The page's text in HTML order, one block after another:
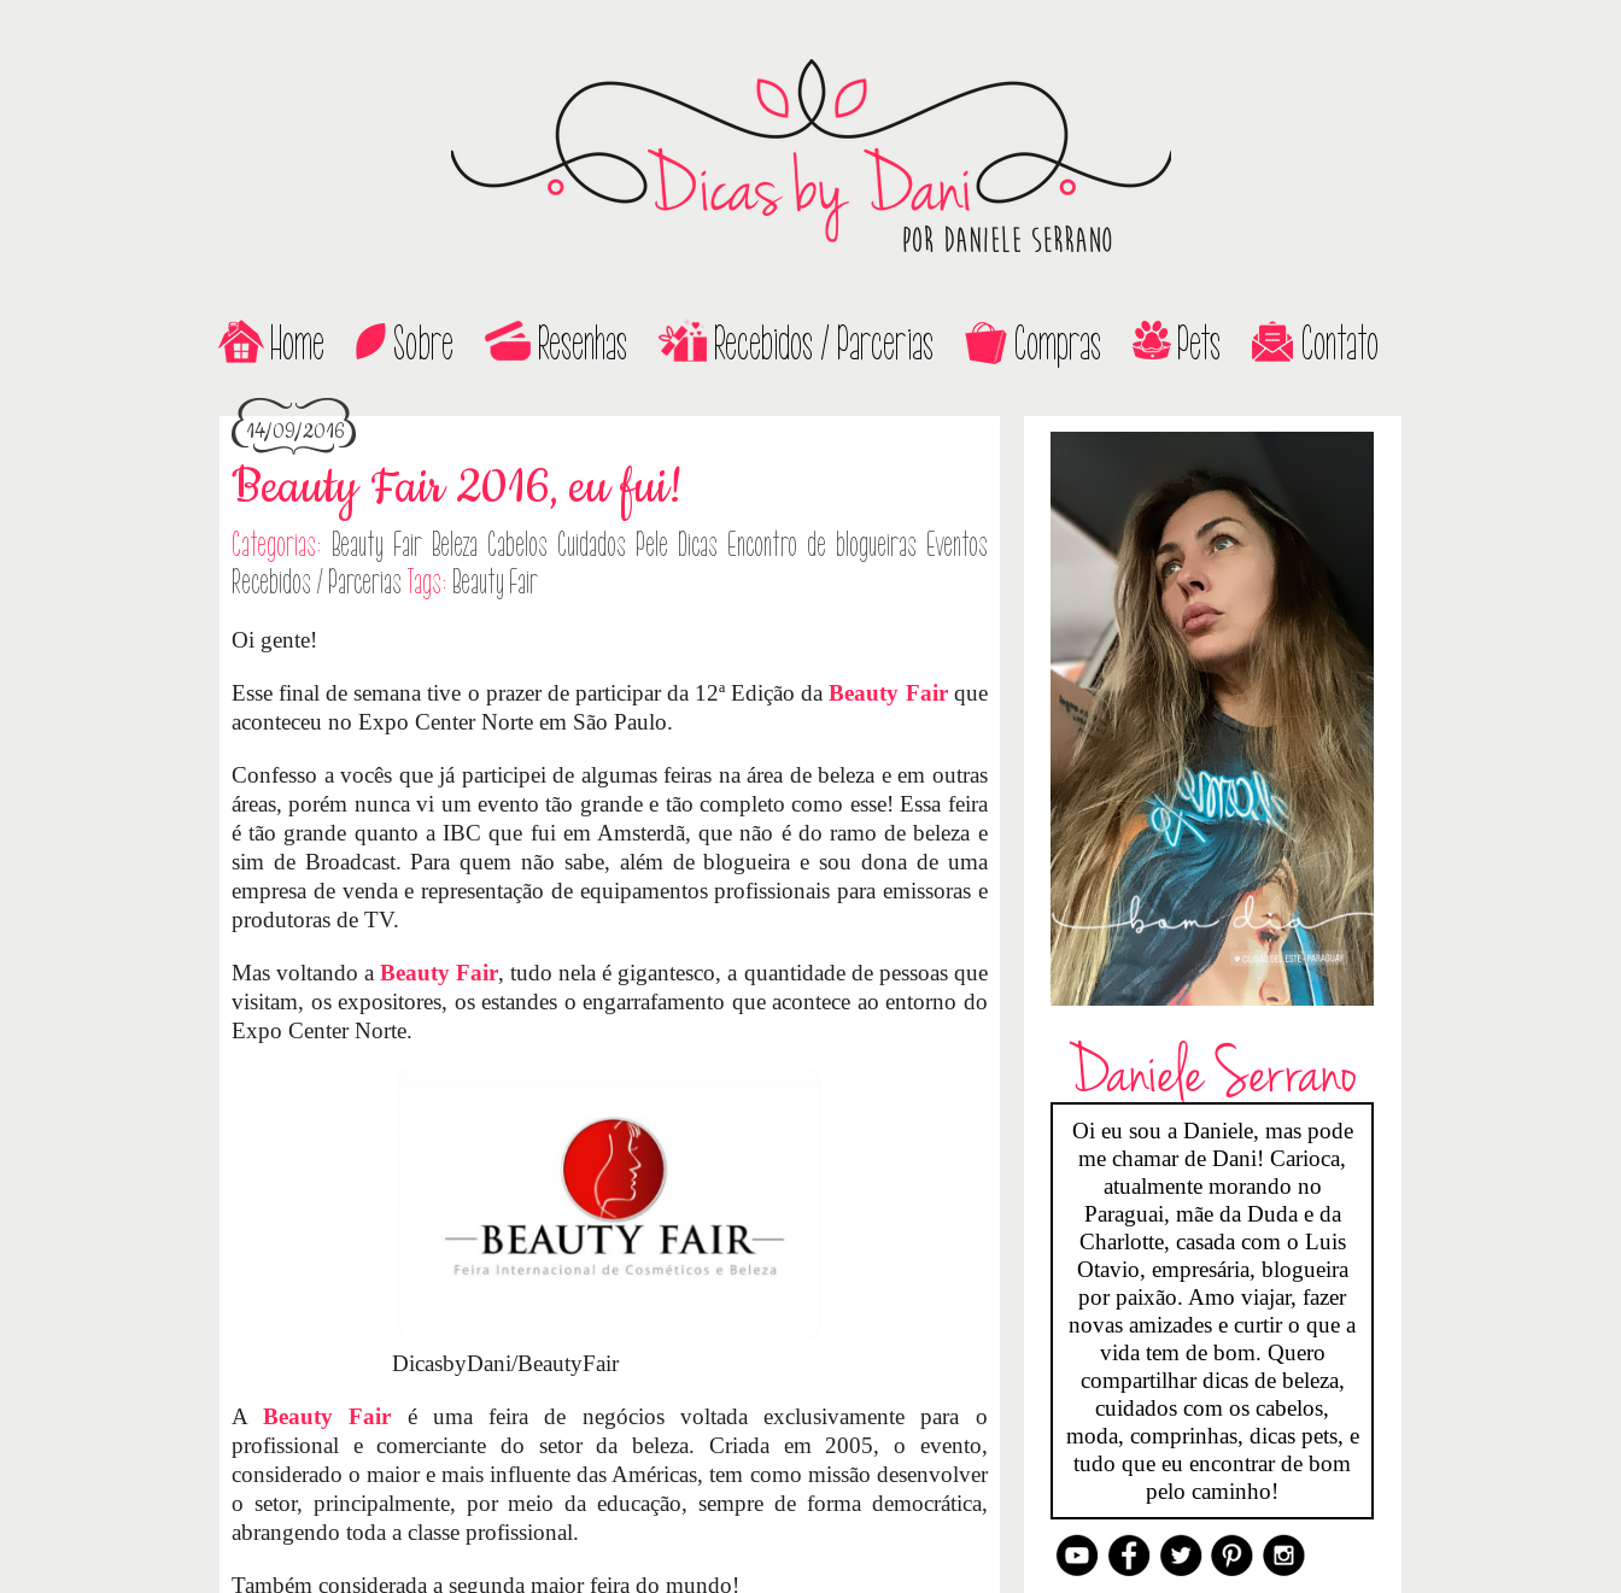
Home Sobre Resenhas Recebidos / Parcerias Compras Pets Contato
14/09/2016
Beauty Fair 2016, eu fui!
Categorias: Beauty Fair Beleza Cabelos Cuidados Pele Dicas Encontro de blogueiras Eventos
Recebidos / Parcerias Tags: Beauty Fair
Oi gente!
Esse final de semana tive o prazer de participar da 12ª Edição daBeauty Fairque
aconteceu no Expo Center Norte em São Paulo.
Confesso a vocês que já participei de algumas feiras na área de beleza e em outras
áreas, porém nunca vi um evento tão grande e tão completo como esse! Essa feira
é tão grande quanto a IBC que fui em Amsterdã, que não é do ramo de beleza e
sim de Broadcast. Para quem não sabe, além de blogueira e sou dona de uma
empresa de venda e representação de equipamentos profissionais para emissoras e
produtoras de TV.
Mas voltando aBeauty Fair, tudo nela é gigantesco, a quantidade de pessoas que
visitam, os expositores, os estandes o engarrafamento que acontece ao entorno do
Expo Center Norte.
DicasbyDani/BeautyFair
ABeauty Fair é uma feira de negócios voltada exclusivamente para o
profissional e comerciante do setor da beleza. Criada em 2005, o evento,
considerado o maior e mais influente das Américas, tem como missão desenvolver
o setor, principalmente, por meio da educação, sempre de forma democrática,
abrangendo toda a classe profissional.
Também considerada a segunda maior feira do mundo!
Daniele Serrano
Oi eu sou a Daniele, mas pode
me chamar de Dani! Carioca,
atualmente morando no
Paraguai, mãe da Duda e da
Charlotte, casada com o Luis
Otavio, empresária, blogueira
por paixão. Amo viajar, fazer
novas amizades e curtir o que a
vida tem de bom. Quero
compartilhar dicas de beleza,
cuidados com os cabelos,
moda, comprinhas, dicas pets, e
tudo que eu encontrar de bom
pelo caminho!